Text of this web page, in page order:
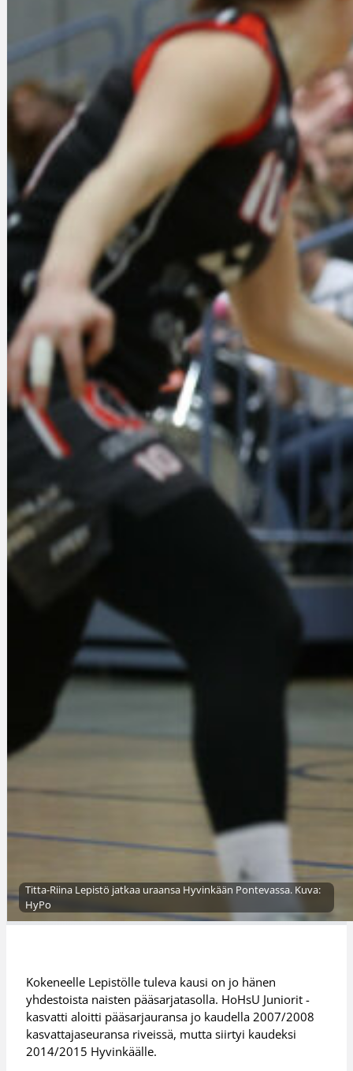
Titta-Riina Lepistö jatkaa uraansa Hyvinkään Pontevassa. Kuva:
HyPo
Kokeneelle Lepistölle tuleva kausi on jo hänen
yhdestoista naisten pääsarjatasolla. HoHsU Juniorit -
kasvatti aloitti pääsarjauransa jo kaudella 2007/2008
kasvattajaseuransa riveissä, mutta siirtyi kaudeksi
2014/2015 Hyvinkäälle.